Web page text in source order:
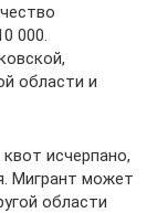
000.
области и
исчерпано,
Мигрант может
области